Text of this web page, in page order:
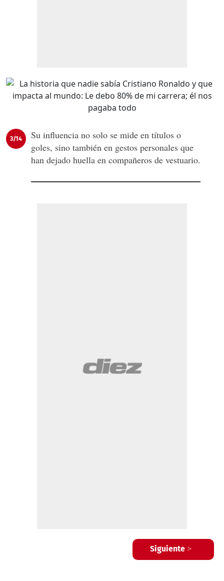
3/14
Su influencia no solo se mide en títulos o
goles, sino también en gestos personales que
han dejado huella en compañeros de vestuario.
Siguiente >